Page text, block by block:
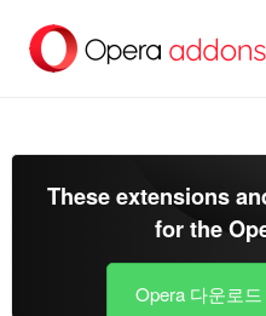
건
These extensions
for the
Opera 다운로드